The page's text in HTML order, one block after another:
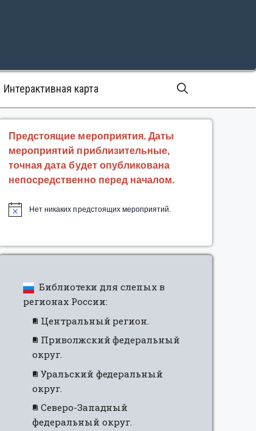
Интерактивная карта
Предстоящие мероприятия. Даты
мероприятий приблизительные,
точная дата будет опубликована
непосредственно перед началом.
Нет никаких предстоящих мероприятий.
Библиотеки для слепых в
регионах России:
Центральный регион.
Приволжский федеральный
округ.
Уральский федеральный
округ.
Северо-Западный
федеральный округ.